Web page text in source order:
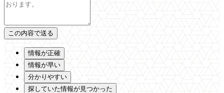
情報が正確
情報が早い
分かりやすい
探していた情報が見つかった